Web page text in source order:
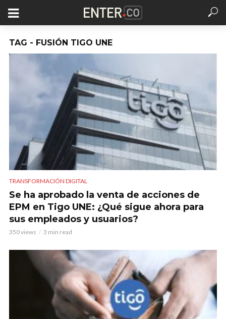
TAG - FUSIÓN TIGO UNE
TRANSFORMACIÓN DIGITAL
Se ha aprobado la venta de acciones de
EPM en Tigo UNE: ¿Qué sigue ahora para
sus empleados y usuarios?
350 views 3 min read